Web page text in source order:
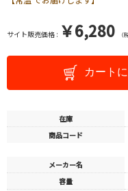
サイト販売価格 : ￥6,280 （
カート
在庫
商品コード
メーカー名
容量